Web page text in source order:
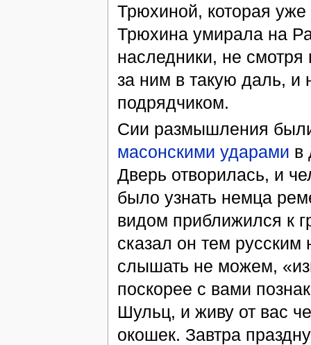
Трюхиной, которая
Трюхина умирала на
наследники, не
за ним в такую даль, и
подрядчиком.
Сии размышления
масонскими ударами в
Дверь отворилась, и
было узнать немца
видом приближился к
сказал он тем
слышать не можем,
поскорее с вами
Шульц, и живу от вас
окошек. Завтра